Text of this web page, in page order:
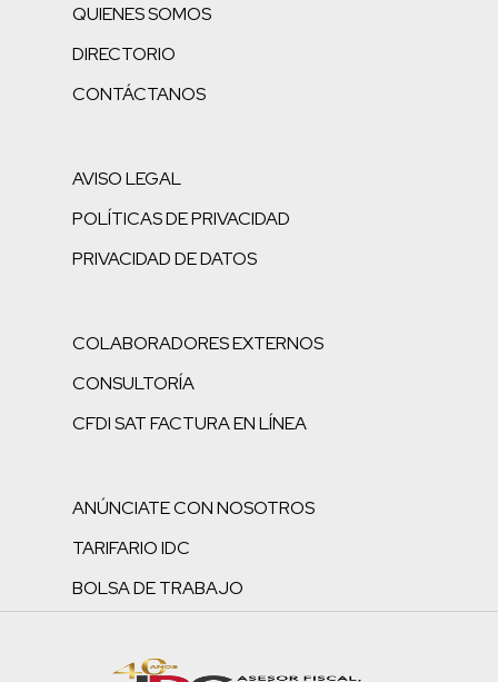
QUIENES SOMOS
DIRECTORIO
CONTÁCTANOS
AVISO LEGAL
POLÍTICAS DE PRIVACIDAD
PRIVACIDAD DE DATOS
COLABORADORES EXTERNOS
CONSULTORÍA
CFDI SAT FACTURA EN LÍNEA
ANÚNCIATE CON NOSOTROS
TARIFARIO IDC
BOLSA DE TRABAJO